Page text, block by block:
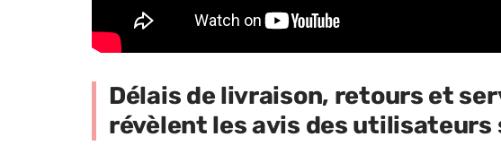
Délais de livraison, retours et
révèlent les avis des utilisateurs